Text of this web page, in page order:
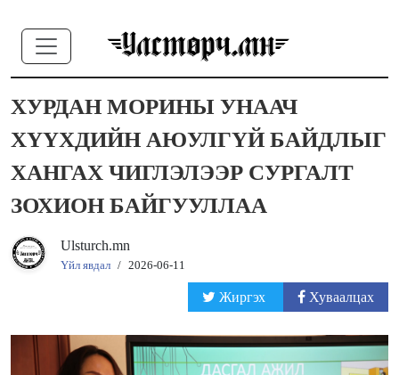
ХУРДАН МОРИНЫ УНААЧ
ХҮҮХДИЙН АЮУЛГҮЙ БАЙДЛЫГ
ХАНГАХ ЧИГЛЭЛЭЭР СУРГАЛТ
ЗОХИОН БАЙГУУЛЛАА
Ulsturch.mn
Үйл явдал / 2026-06-11
Жиргэх Хуваалцах